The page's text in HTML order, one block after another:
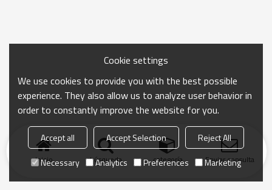
Inicio búsqueda categoría Enviar consulta
Cookie settings
We use cookies to provide you with the best possible
experience. They also allow us to analyze user behavior in
order to constantly improve the website for you.
Accept all Accept Selection
Reject All
Necessary
Analytics Preferences Marketing